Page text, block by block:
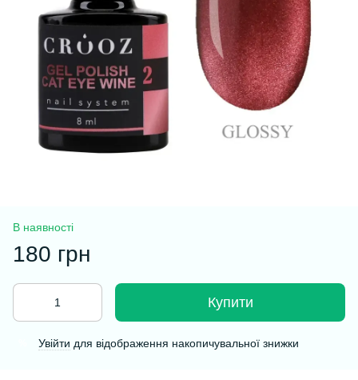
В наявності
180 грн
Купити
Увійти для відображення накопичувальної знижки